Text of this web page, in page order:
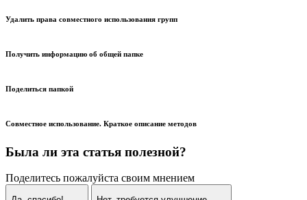
Удалить права совместного использования групп
Получить информацию об общей папке
Поделиться папкой
Совместное использование. Краткое описание методов
Была ли эта статья полезной?
Поделитесь пожалуйста своим мнением